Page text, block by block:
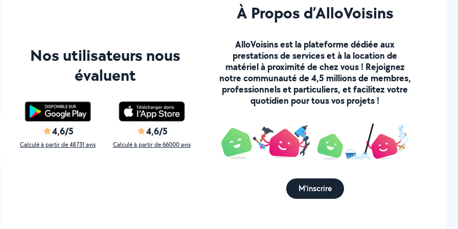
Nos utilisateurs nous
évaluent
4,6/5
Calculé à partir de 48731 avis
4,6/5
Calculé à partir de 66000 avis
À Propos d’AlloVoisins
AlloVoisins est la plateforme dédiée aux
prestations de services et à la location de
matériel à proximité de chez vous ! Rejoignez
notre communauté de 4,5 millions de membres,
professionnels et particuliers, et facilitez votre
quotidien pour tous vos projets !
M'inscrire